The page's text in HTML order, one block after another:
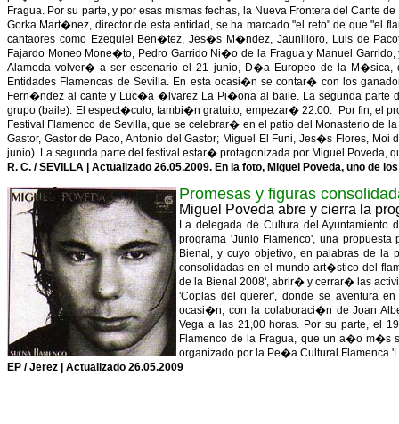
Fragua. Por su parte, y por esas mismas fechas, la Nueva Frontera del
Gorka Mart�nez, director de esta entidad, se ha marcado "el reto" de que "el
cantaores como Ezequiel Ben�tez, Jes�s M�ndez, Jaunilloro, Luis de
Fajardo Moneo Mone�to, Pedro Garrido Ni�o de la Fragua y Manuel
Alameda volver� a ser escenario el 21 junio, D�a Europeo de la
Entidades Flamencas de Sevilla. En esta ocasi�n se contar� con los
Fern�ndez al cante y Luc�a �lvarez La Pi�ona al baile. La segunda parte
grupo (baile). El espect�culo, tambi�n gratuito, empezar� 22:00. Por fin, el
Festival Flamenco de Sevilla, que se celebrar� en el patio del Monasterio
Gastor, Gastor de Paco, Antonio del Gastor; Miguel El Funi, Jes�s Flores,
junio). La segunda parte del festival estar� protagonizada por Miguel
R. C. / SEVILLA | Actualizado 26.05.2009. En la foto, Miguel Poveda, uno
Promesas y figuras
Miguel Poveda abre y cierra la
La delegada de Cultura del
programa 'Junio Flamenco', una
Bienal, y cuyo objetivo, en palabras de la
consolidadas en el mundo art�stico del
de la Bienal 2008', abrir� y cerrar� las
'Coplas del querer', donde se aventura
ocasi�n, con la colaboraci�n de Joan
Vega a las 21,00 horas. Por su parte, el
Flamenco de la Fragua, que un a�o m�s
organizado por la Pe�a Cultural Flamenca
EP / Jerez | Actualizado 26.05.2009